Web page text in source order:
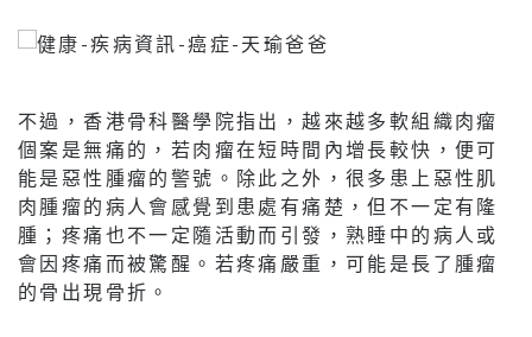
不過，香港骨科醫學院指出，越來越多軟組織肉瘤
個案是無痛的，若肉瘤在短時間內增長較快，便可
能是惡性腫瘤的警號。除此之外，很多患上惡性肌
肉腫瘤的病人會感覺到患處有痛楚，但不一定有隆
腫；疼痛也不一定隨活動而引發，熟睡中的病人或
會因疼痛而被驚醒。若疼痛嚴重，可能是長了腫瘤
的骨出現骨折。